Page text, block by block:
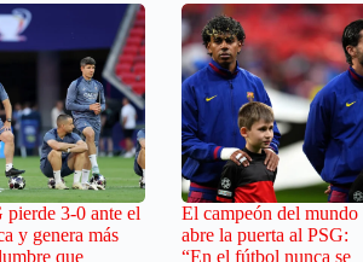
pierde 3-0 ante el
y genera más
que
El campeón del mundo
abre la puerta al PSG:
“En el fútbol nunca se